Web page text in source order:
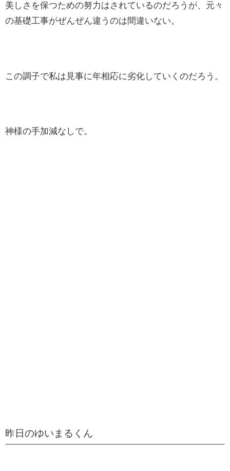
美しさを保つための努力はされているのだろうが、元々
の基礎工事がぜんぜん違うのは間違いない。
この調子で私は見事に年相応に劣化していくのだろう。
神様の手加減なしで。
昨日のゆいまるくん